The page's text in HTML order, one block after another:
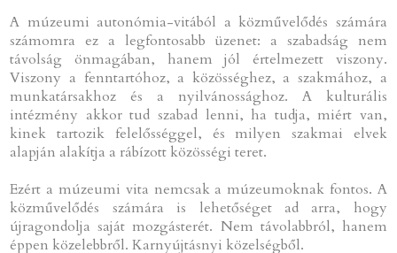
A múzeumi autonómia-vitából a közművelődés számára
számomra ez a legfontosabb üzenet: a szabadság nem
távolság önmagában, hanem jól értelmezett viszony.
Viszony a fenntartóhoz, a közösséghez, a szakmához, a
munkatársakhoz és a nyilvánossághoz. A kulturális
intézmény akkor tud szabad lenni, ha tudja, miért van,
kinek tartozik felelősséggel, és milyen szakmai elvek
alapján alakítja a rábízott közösségi teret.
Ezért a múzeumi vita nemcsak a múzeumoknak fontos. A
közművelődés számára is lehetőséget ad arra, hogy
újragondolja saját mozgásterét. Nem távolabbról, hanem
éppen közelebbről. Karnyújtásnyi közelségből.